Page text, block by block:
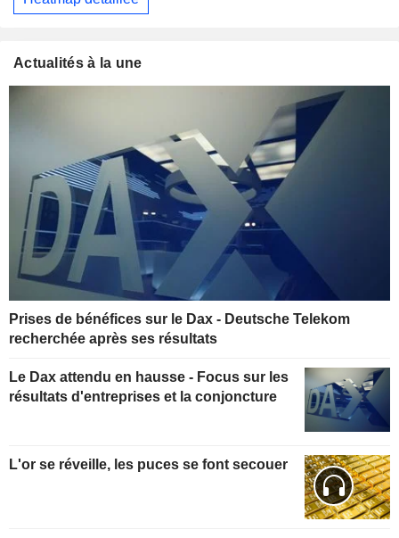
Actualités à la une
Prises de bénéfices sur le Dax - Deutsche Telekom
recherchée après ses résultats
Le Dax attendu en hausse - Focus sur les
résultats d'entreprises et la conjoncture
L'or se réveille, les puces se font secouer